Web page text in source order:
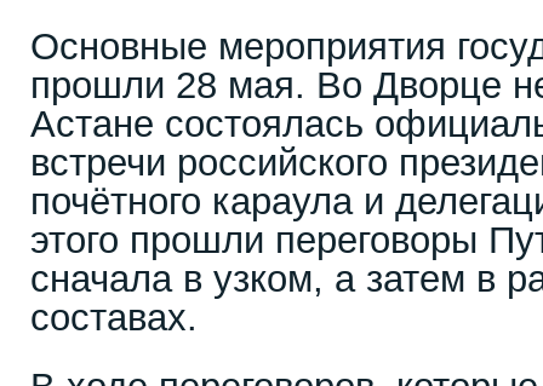
Основные мероприятия
прошли 28 мая. Во Дворце
Астане состоялась
встречи российского
почётного караула и
этого прошли переговоры
сначала в узком, а затем в
составах.